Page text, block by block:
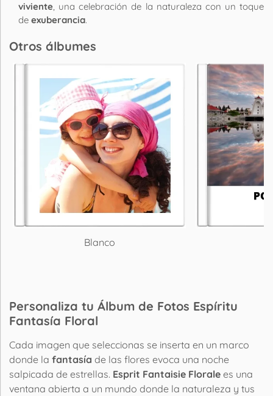
viviente, una celebración de la naturaleza con un toque
de exuberancia.
Otros álbumes
Blanco
Personaliza tu Álbum de Fotos Espíritu
Fantasía Floral
Cada imagen que seleccionas se inserta en un marco
donde la fantasía de las flores evoca una noche
salpicada de estrellas. Esprit Fantaisie Florale es una
ventana abierta a un mundo donde la naturaleza y tus